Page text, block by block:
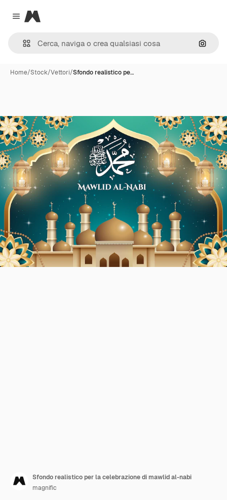
Close menu
Magnific
Cerca
Home/Stock/Vettori/Sfondo realistico pe…
Sfondo realistico per la celebrazione di mawlid al-nabi
magnific